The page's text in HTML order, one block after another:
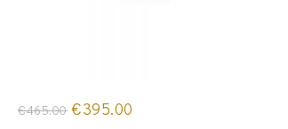
€465.00 Original
price
€395.00